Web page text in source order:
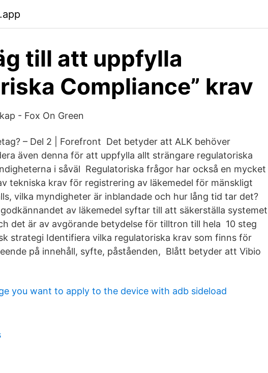
till att uppfylla
Compliance” krav
- Fox On Green
– Del 2 | Forefront Det betyder att ALK behöver
även denna för att uppfylla allt strängare regulatoriska
i såväl Regulatoriska frågor har också en mycket
tekniska krav för registrering av läkemedel för mänskligt
vilka myndigheter är inblandade och hur lång tid tar det?
av läkemedel syftar till att säkerställa systemet
det är av avgörande betydelse för tilltron till hela 10 steg
strategi Identifiera vilka regulatoriska krav som finns för
på innehåll, syfte, påståenden, Blått betyder att Vibio
you want to apply to the device with adb sideload